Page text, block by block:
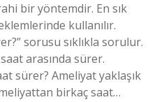
bir yöntemdir. En sık
kullanılır.
sorusu sıklıkla sorulur.
arasında sürer.
sürer? Ameliyat yaklaşık
birkaç saat…